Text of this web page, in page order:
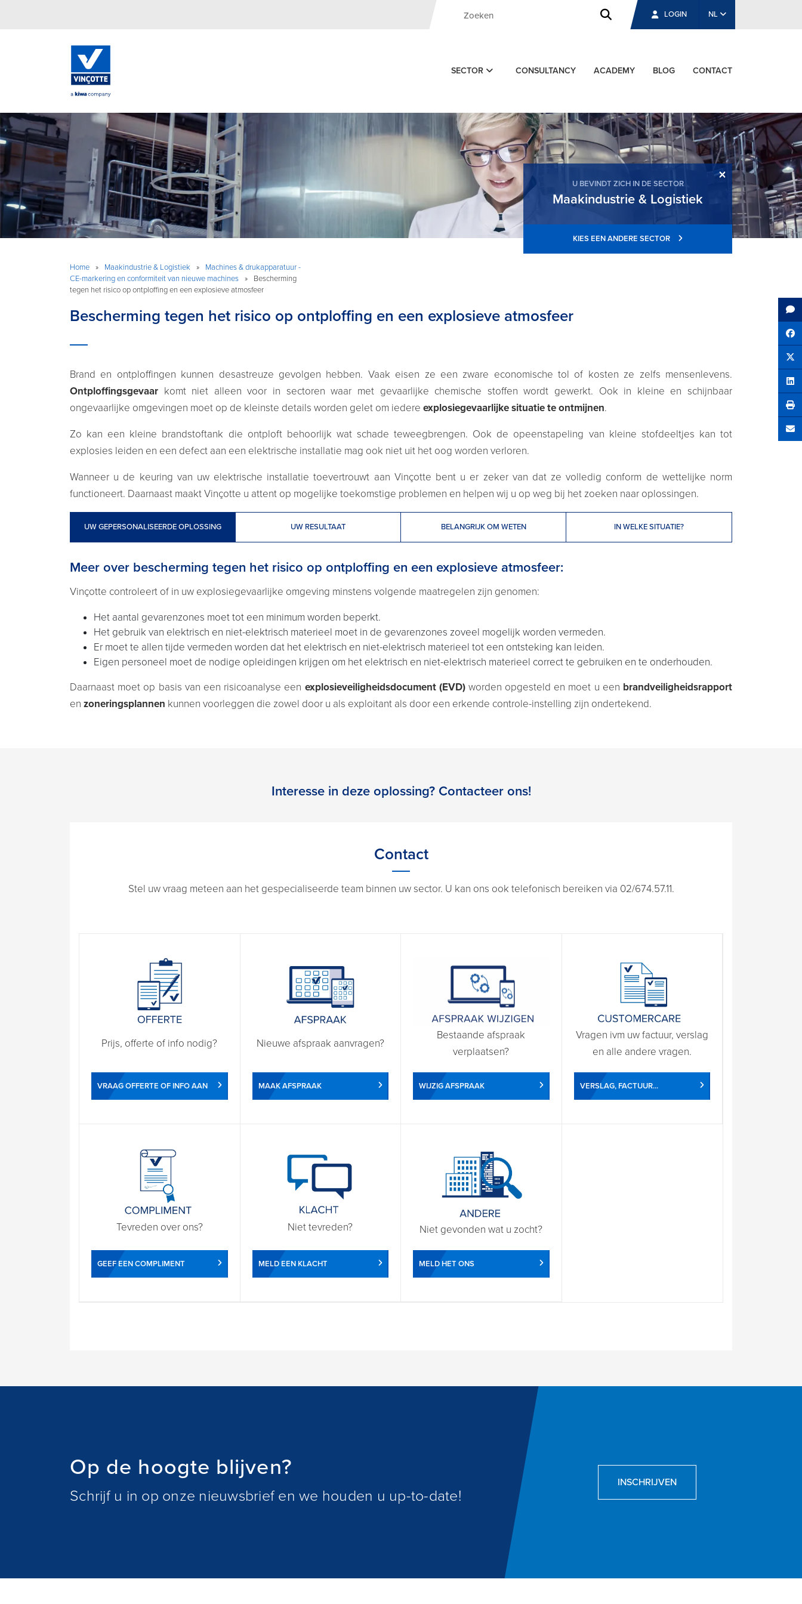
LOGIN NL
SECTOR CONSULTANCY ACADEMY BLOG CONTACT
×
U BEVINDT ZICH IN DE SECTOR
Maakindustrie & Logistiek
KIES EEN ANDERE SECTOR
Home » Maakindustrie & Logistiek »
Machines & drukapparatuur -
CE-markering en conformiteit van nieuwe machines
»
Bescherming
tegen het risico op ontploffing en een explosieve atmosfeer
Bescherming tegen het risico op ontploffing en een explosieve atmosfeer
Brand en ontploffingen kunnen desastreuze gevolgen hebben. Vaak eisen ze een zware economische tol of kosten ze zelfs mensenlevens.
Ontploffingsgevaar komt niet alleen voor in sectoren waar met gevaarlijke chemische stoffen wordt gewerkt. Ook in kleine en schijnbaar
ongevaarlijke omgevingen moet op de kleinste details worden gelet om iedere explosiegevaarlijke situatie te ontmijnen.
Zo kan een kleine brandstoftank die ontploft behoorlijk wat schade teweegbrengen. Ook de opeenstapeling van kleine stofdeeltjes kan tot
explosies leiden en een defect aan een elektrische installatie mag ook niet uit het oog worden verloren.
Wanneer u de keuring van uw elektrische installatie toevertrouwt aan Vinçotte bent u er zeker van dat ze volledig conform de wettelijke norm
functioneert. Daarnaast maakt Vinçotte u attent op mogelijke toekomstige problemen en helpen wij u op weg bij het zoeken naar oplossingen.
UW GEPERSONALISEERDE OPLOSSING UW RESULTAAT BELANGRIJK OM WETEN IN WELKE SITUATIE?
Meer over bescherming tegen het risico op ontploffing en een explosieve atmosfeer:
Vinçotte controleert of in uw explosiegevaarlijke omgeving minstens volgende maatregelen zijn genomen:
Het aantal gevarenzones moet tot een minimum worden beperkt.
Het gebruik van elektrisch en niet-elektrisch materieel moet in de gevarenzones zoveel mogelijk worden vermeden.
Er moet te allen tijde vermeden worden dat het elektrisch en niet-elektrisch materieel tot een ontsteking kan leiden.
Eigen personeel moet de nodige opleidingen krijgen om het elektrisch en niet-elektrisch materieel correct te gebruiken en te onderhouden.
Daarnaast moet op basis van een risicoanalyse een explosieveiligheidsdocument (EVD) worden opgesteld en moet u een brandveiligheidsrapport
en zoneringsplannen kunnen voorleggen die zowel door u als exploitant als door een erkende controle-instelling zijn ondertekend.
Interesse in deze oplossing? Contacteer ons!
Contact
Stel uw vraag meteen aan het gespecialiseerde team binnen uw sector. U kan ons ook telefonisch bereiken via 02/674.57.11.
Prijs, offerte of info nodig?
VRAAG OFFERTE OF INFO AAN
Nieuwe afspraak aanvragen?
MAAK AFSPRAAK
Bestaande afspraak
verplaatsen?
WIJZIG AFSPRAAK
Vragen ivm uw factuur, verslag
en alle andere vragen.
VERSLAG, FACTUUR...
Tevreden over ons?
GEEF EEN COMPLIMENT
Niet tevreden?
MELD EEN KLACHT
Niet gevonden wat u zocht?
MELD HET ONS
Op de hoogte blijven?
Schrijf u in op onze nieuwsbrief en we houden u up-to-date!
INSCHRIJVEN